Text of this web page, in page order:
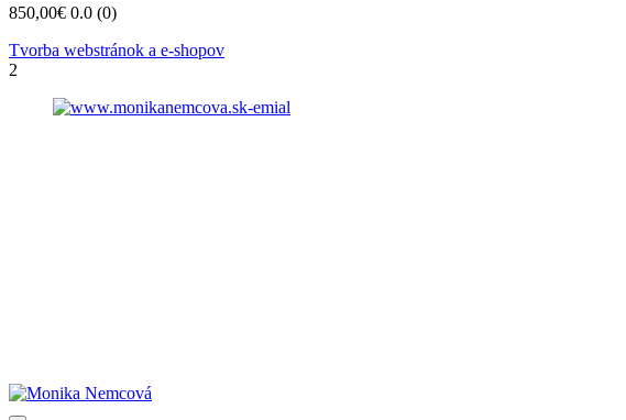
850,00€ 0.0 (0)
Tvorba webstránok a e-shopov
2